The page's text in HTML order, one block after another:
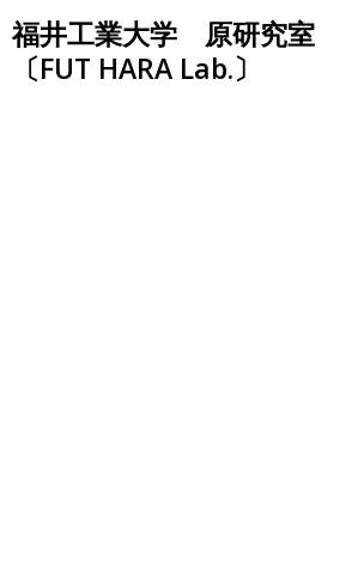
Skip
to
content
福井工業大学 原研究室
〔FUT HARA Lab.〕